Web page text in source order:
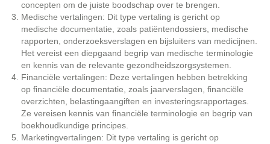
concepten om de juiste boodschap over te brengen.
Medische vertalingen: Dit type vertaling is gericht op
medische documentatie, zoals patiëntendossiers, medische
rapporten, onderzoeksverslagen en bijsluiters van medicijnen.
Het vereist een diepgaand begrip van medische terminologie
en kennis van de relevante gezondheidszorgsystemen.
Financiële vertalingen: Deze vertalingen hebben betrekking
op financiële documentatie, zoals jaarverslagen, financiële
overzichten, belastingaangiften en investeringsrapportages.
Ze vereisen kennis van financiële terminologie en begrip van
boekhoudkundige principes.
Marketingvertalingen: Dit type vertaling is gericht op